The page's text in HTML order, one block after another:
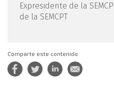
Expresidente de la
de la SEMCPT
Comparte este contenido